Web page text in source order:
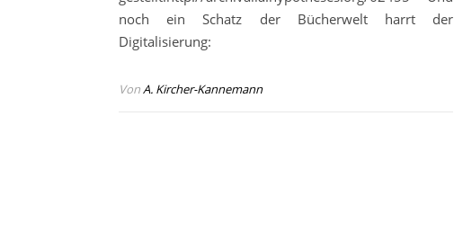
noch ein Schatz der Bücherwelt harrt der
Digitalisierung:
VonA. Kircher-Kannemann